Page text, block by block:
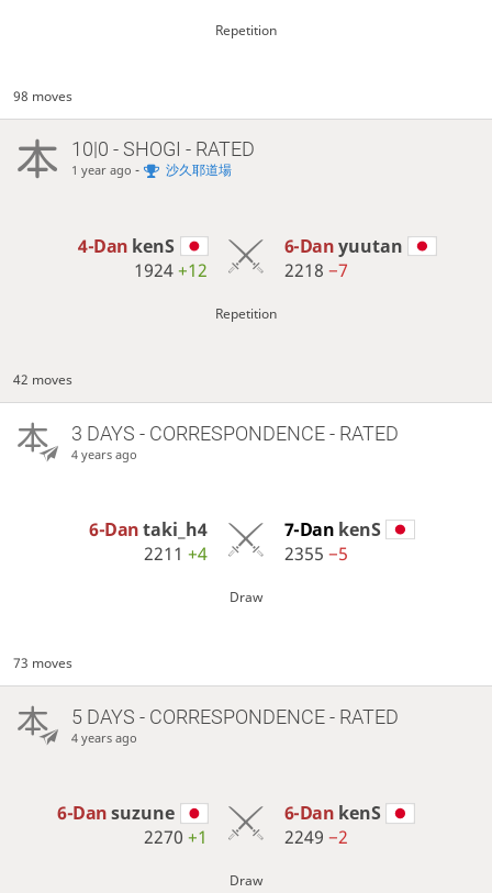
Repetition
98 moves
10|0 - SHOGI - RATED
1 year ago - 沙久耶道場
4-Dan kenS
1924+12
6-Danyuutan
2218 −7
Repetition
42 moves
3 DAYS - CORRESPONDENCE - RATED
4 years ago
6-Dantaki_h4
2211+4
7-Dan kenS
2355 −5
Draw
73 moves
5 DAYS - CORRESPONDENCE - RATED
4 years ago
6-Dansuzune
2270+1
6-Dan kenS
2249 −2
Draw